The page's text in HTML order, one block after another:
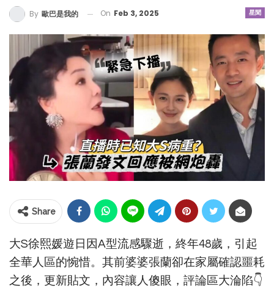
星聞
By 歐巴是我的 On Feb 3, 2025
Share
大S徐熙媛遊日因A型流感驟逝，終年48歲，引起
全華人區的惋惜。其前婆婆張蘭卻在家屬確認噩耗
之後，更新貼文，內容讓人傻眼，評論區大淪陷👇